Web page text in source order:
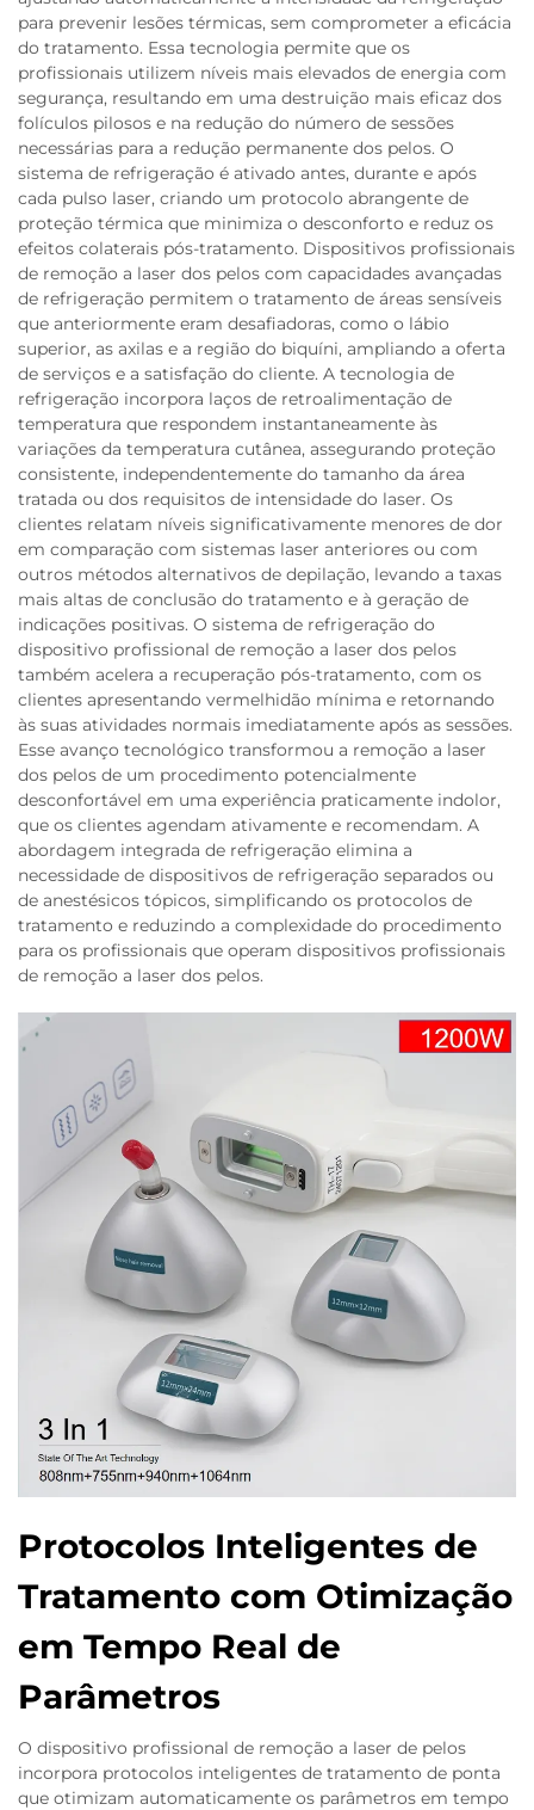
para prevenir lesões térmicas, sem comprometer a eficácia
do tratamento. Essa tecnologia permite que os
profissionais utilizem níveis mais elevados de energia com
segurança, resultando em uma destruição mais eficaz dos
folículos pilosos e na redução do número de sessões
necessárias para a redução permanente dos pelos. O
sistema de refrigeração é ativado antes, durante e após
cada pulso laser, criando um protocolo abrangente de
proteção térmica que minimiza o desconforto e reduz os
efeitos colaterais pós-tratamento. Dispositivos profissionais
de remoção a laser dos pelos com capacidades avançadas
de refrigeração permitem o tratamento de áreas sensíveis
que anteriormente eram desafiadoras, como o lábio
superior, as axilas e a região do biquíni, ampliando a oferta
de serviços e a satisfação do cliente. A tecnologia de
refrigeração incorpora laços de retroalimentação de
temperatura que respondem instantaneamente às
variações da temperatura cutânea, assegurando proteção
consistente, independentemente do tamanho da área
tratada ou dos requisitos de intensidade do laser. Os
clientes relatam níveis significativamente menores de dor
em comparação com sistemas laser anteriores ou com
outros métodos alternativos de depilação, levando a taxas
mais altas de conclusão do tratamento e à geração de
indicações positivas. O sistema de refrigeração do
dispositivo profissional de remoção a laser dos pelos
também acelera a recuperação pós-tratamento, com os
clientes apresentando vermelhidão mínima e retornando
às suas atividades normais imediatamente após as sessões.
Esse avanço tecnológico transformou a remoção a laser
dos pelos de um procedimento potencialmente
desconfortável em uma experiência praticamente indolor,
que os clientes agendam ativamente e recomendam. A
abordagem integrada de refrigeração elimina a
necessidade de dispositivos de refrigeração separados ou
de anestésicos tópicos, simplificando os protocolos de
tratamento e reduzindo a complexidade do procedimento
para os profissionais que operam dispositivos profissionais
de remoção a laser dos pelos.
Protocolos Inteligentes de
Tratamento com Otimização
em Tempo Real de
Parâmetros
O dispositivo profissional de remoção a laser de pelos
incorpora protocolos inteligentes de tratamento de ponta
que otimizam automaticamente os parâmetros em tempo